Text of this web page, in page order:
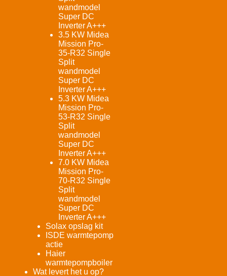
wandmodel
Super DC
Inverter A+++
3.5 KW Midea
Mission Pro-
35-R32 Single
Split
wandmodel
Super DC
Inverter A+++
5.3 KW Midea
Mission Pro-
53-R32 Single
Split
wandmodel
Super DC
Inverter A+++
7.0 KW Midea
Mission Pro-
70-R32 Single
Split
wandmodel
Super DC
Inverter A+++
Solax opslag kit
ISDE warmtepomp
actie
Haier
warmtepompboiler
Wat levert het u op?